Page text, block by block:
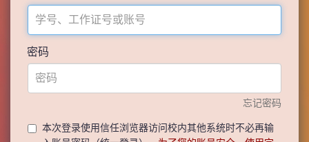
密码
忘记密码
本次登录使用信任浏览器访问校内其他系统时不必再输